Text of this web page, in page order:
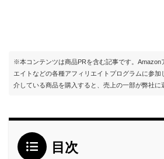
※本コンテンツは商品PRを含む記事です。Amazon
エイトなどの各種アフィリエイトプログラムに参
介している商品を購入すると、売上の一部が弊社に
目次